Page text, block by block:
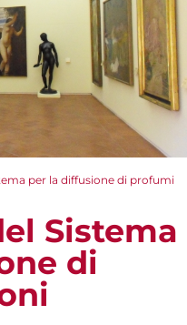
per la diffusione di profumi
Sistema
di